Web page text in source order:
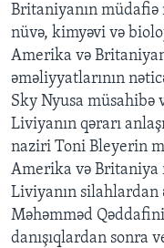
Search
VIDEOLAR
MEDIA AZADLIĞI
BAŞ MƏQALƏ
LEARNING ENGLISH
BIZI IZLƏYIN
Britaniyanın
nüvə, kimyəvi və
Amerika və
əməliyyatlarının
Sky Nyusa
Liviyanın qərarı
naziri Toni Bleyerin
Amerika və Britaniya
Liviyanın silahlardan
Məhəmməd
danışıqlardan sonra